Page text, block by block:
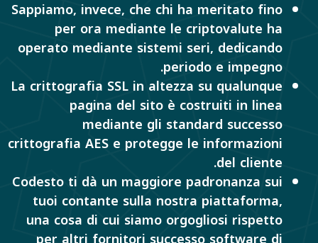
Sappiamo, invece, che chi ha meritato fino
per ora mediante le criptovalute ha
operato mediante sistemi seri, dedicando
periodo e impegno.
La crittografia SSL in altezza su qualunque
pagina del sito è costruiti in linea
mediante gli standard successo
crittografia AES e protegge le informazioni
del cliente.
Codesto ti dà un maggiore padronanza sui
tuoi contante sulla nostra piattaforma,
una cosa di cui siamo orgogliosi rispetto